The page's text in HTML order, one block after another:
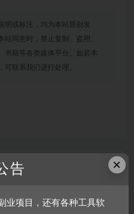
明或标注，均为本站原创发
站同意时，禁止复制、盗用、
书籍等各类媒体平台。如若本
可联系我们进行处理。
上一篇
失忆症：重生/Amnesia: Rebirth
×
告
业项目，还有各种工具软